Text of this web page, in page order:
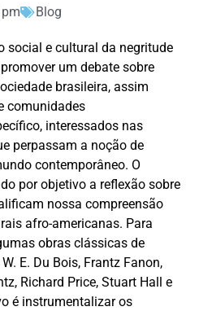
Blog
social e cultural da negritude
um debate sobre
brasileira, assim
comunidades
interessados nas
perpassam a noção de
contemporâneo. O
por objetivo a reflexão sobre
nossa compreensão
afro-americanas. Para
obras clássicas de
E. Du Bois, Frantz Fanon,
Richard Price, Stuart Hall e
é instrumentalizar os